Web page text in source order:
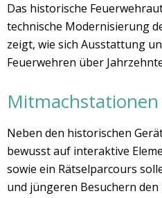
Das historische
technische Modernisierung
zeigt, wie sich Ausstattung
Feuerwehren über
Neben den historischen
bewusst auf interaktive
sowie ein Rätselparcours
und jüngeren Besuchern